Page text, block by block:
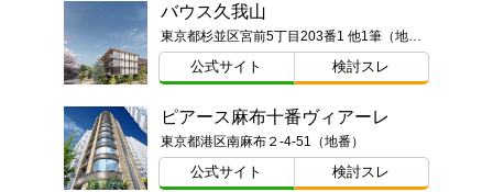
バウス久我山
東京都杉並区宮前5丁目203番1 他1筆（地番）
公式サイト 検討スレ
ピアース麻布十番ヴィアーレ
東京都港区南麻布２-4-51（地番）
公式サイト 検討スレ